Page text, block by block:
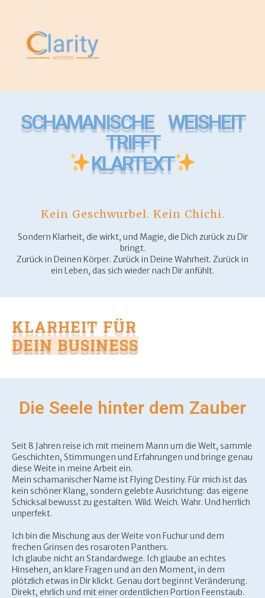
SCHAMANISCHE WEISHEIT
TRIFFT
KLARTEXT
Kein Geschwurbel. Kein Chichi.
Sondern Klarheit, die wirkt, und Magie, die Dich zurück zu Dir
bringt.
Zurück in Deinen Körper. Zurück in Deine Wahrheit. Zurück in
ein Leben, das sich wieder nach Dir anfühlt.
KLARHEIT FÜR
DEIN BUSINESS
Die Seele hinter dem Zauber
Seit 8 Jahren reise ich mit meinem Mann um die Welt, sammle
Geschichten, Stimmungen und Erfahrungen und bringe genau
diese Weite in meine Arbeit ein.
Mein schamanischer Name ist Flying Destiny. Für mich ist das
kein schöner Klang, sondern gelebte Ausrichtung: das eigene
Schicksal bewusst zu gestalten. Wild. Weich. Wahr. Und herrlich
unperfekt.
Ich bin die Mischung aus der Weite von Fuchur und dem
frechen Grinsen des rosaroten Panthers.
Ich glaube nicht an Standardwege. Ich glaube an echtes
Hinsehen, an klare Fragen und an den Moment, in dem
plötzlich etwas in Dir klickt. Genau dort beginnt Veränderung.
Direkt, ehrlich und mit einer ordentlichen Portion Feenstaub.